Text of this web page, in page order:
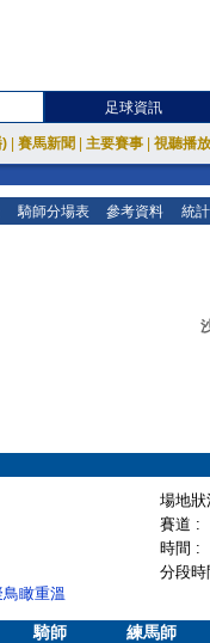
足球資訊
賽馬新聞 主要賽事 視聽播
騎師分場表 參考資料 統
場地
賽道 :
時間 :
分段
鳥瞰重溫
騎師 練馬師